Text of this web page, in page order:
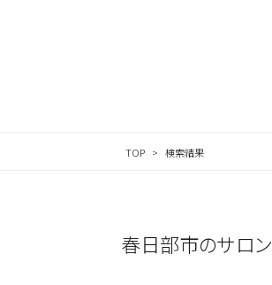
TOP 検索結果
春日部市のサロン